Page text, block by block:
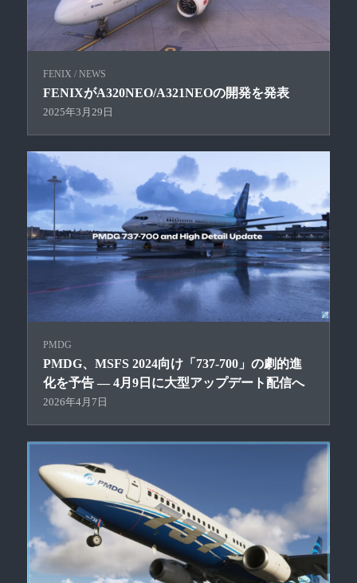
FENIX / NEWS
FENIXがA320NEO/A321NEOの開発を発表
2025年3月29日
PMDG
PMDG、MSFS 2024向け「737-700」の劇的進
化を予告 ― 4月9日に大型アップデート配信へ
2026年4月7日